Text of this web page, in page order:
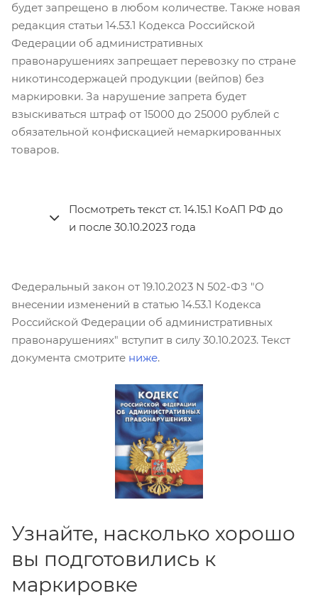
будет запрещено в любом количестве. Также новая
редакция статьи 14.53.1 Кодекса Российской
Федерации об административных
правонарушениях запрещает перевозку по стране
никотинсодержацей продукции (вейпов) без
маркировки. За нарушение запрета будет
взыскиваться штраф от 15000 до 25000 рублей с
обязательной конфискацией немаркированных
товаров.
Посмотреть текст ст. 14.15.1 КоАП РФ до
и после 30.10.2023 года
Федеральный закон от 19.10.2023 N 502-ФЗ "О
внесении изменений в статью 14.53.1 Кодекса
Российской Федерации об административных
правонарушениях" вступит в силу 30.10.2023. Текст
документа смотрите ниже.
Узнайте, насколько хорошо
вы подготовились к
маркировке